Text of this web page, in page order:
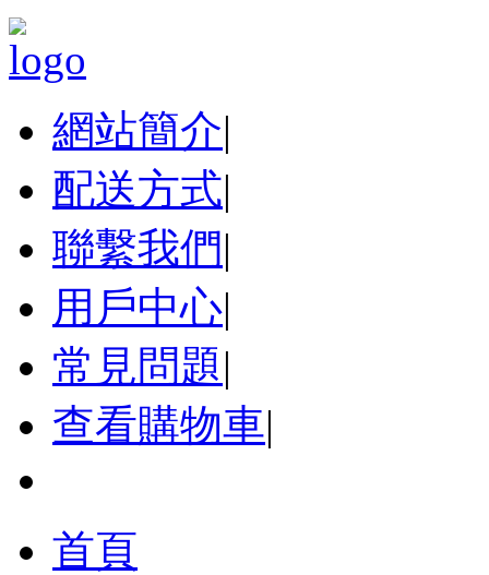
網站簡介|
配送方式|
聯繫我們|
用戶中心|
常見問題|
查看購物車|
首頁